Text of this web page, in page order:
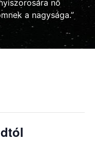
nő
a nagysága.”